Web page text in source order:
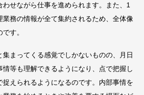
わせながら仕事を進められます。また、1
業務の情報が全て集約されるため、全体像
す。
集まってくる感覚でしかないものの、月日
等も理解できるようになり、点で把握し
捉えられるようになるのです。内部事情を